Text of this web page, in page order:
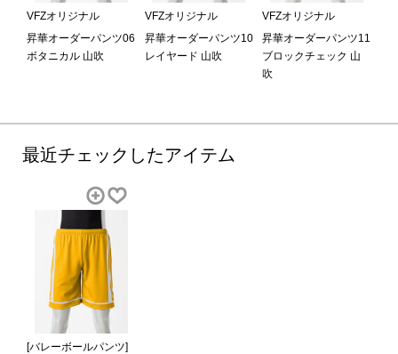
VFZオリジナル
昇華オーダーパンツ06
ボタニカル 山吹
VFZオリジナル
昇華オーダーパンツ10
レイヤード 山吹
VFZオリジナル
昇華オーダーパンツ11
ブロックチェック 山
吹
最近チェックしたアイテム
[バレーボールパンツ]